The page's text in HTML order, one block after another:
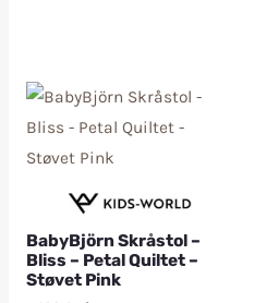
BabyBjörn Skråstol –
Bliss – Petal Quiltet –
Støvet Pink